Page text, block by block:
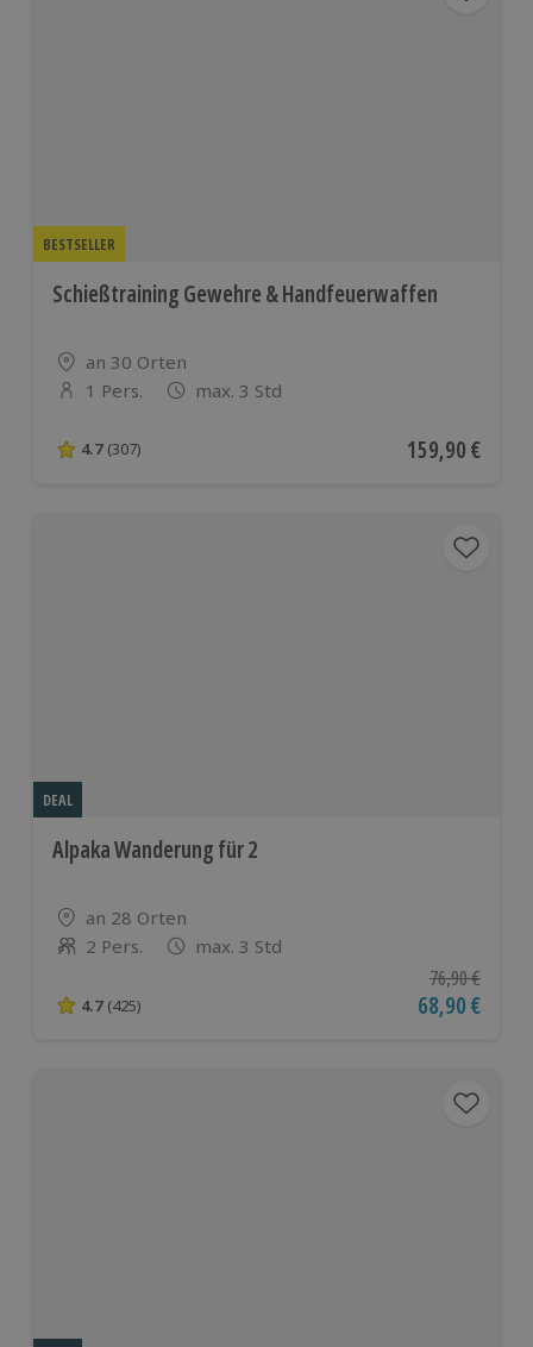
BESTSELLER
Schießtraining Gewehre & Handfeuerwaffen
Standort
an 30 Orten
Anzahl der Teilnehmer
1 Pers. max. 3 Std
4.7 von 5 Sternen basierend auf 307 Bewertungen
4.7 (307) Aktueller Preis
159,90 €
DEAL
Alpaka Wanderung für 2
Standort
an 28 Orten
Anzahl der Teilnehmer
2 Pers. max. 3 Std
4.7 von 5 Sternen basierend auf 425 Bewertungen
4.7 (425)
76,90 €
Aktueller
68,90 €